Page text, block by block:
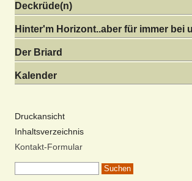
Deckrüde(n)
Hinter'm Horizont..aber für immer bei
Der Briard
Kalender
Druckansicht
Inhaltsverzeichnis
Kontakt-Formular